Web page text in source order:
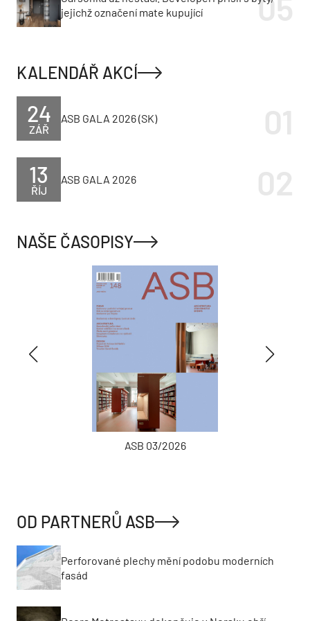
jejichž označení mate kupující
KALENDÁŘ AKCÍ
ZÁŘ
24 ASB GALA 2026 (SK)
ŘÍJ
13 ASB GALA 2026
NAŠE ČASOPISY
ASB 03/2026
OD PARTNERŮ ASB
Perforované plechy mění podobu moderních
fasád